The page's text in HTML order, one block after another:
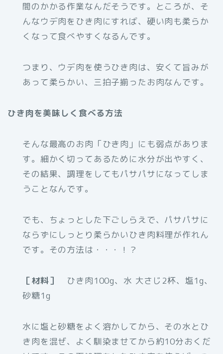
間のかかる作業なんだそうです。ところが、そ
んなウデ肉をひき肉にすれば、硬い肉も柔らか
くなって食べやすくなるんです。
つまり、ウデ肉を使うひき肉は、安くて旨みが
あって柔らかい、三拍子揃ったお肉なんです。
ひき肉を美味しく食べる方法
そんな最高のお肉「ひき肉」にも弱点がありま
す。細かく切ってあるために水分が出やすく、
その結果、調理をしてもパサパサになってしま
うことなんです。
でも、ちょっとした下ごしらえで、パサパサに
ならずにしっとり柔らかいひき肉料理が作れん
です。その方法は・・・！？
［材料］
ひき肉100g、水 大さじ2杯、塩1g、
砂糖1g
水に塩と砂糖をよく溶かしてから、その水とひ
き肉を混ぜ、よく馴染ませてから約10分おくだ